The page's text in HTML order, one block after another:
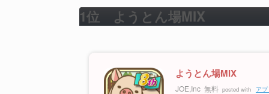
1位 ようとん場MIX
ようとん場MIX
JOE,Inc 無料 posted with ア